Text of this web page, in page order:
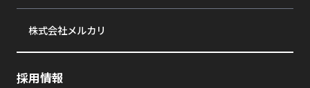
株式会社メルカリ
採用情報